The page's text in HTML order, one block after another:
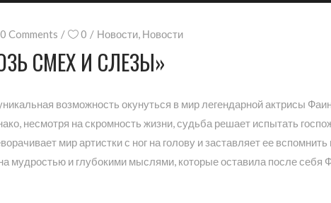
0 Comments 0 Новости, Новости
СМЕХ И СЛЕЗЫ»
возможность окунуться в мир легендарной актрисы
несмотря на скромность жизни, судьба решает испытать
мир артистки с ног на голову и заставляет ее
мудростью и глубокими мыслями, которые оставила после себя